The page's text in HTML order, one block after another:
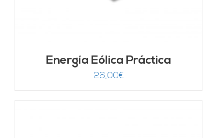
Energía Eólica Práctica
26,00€